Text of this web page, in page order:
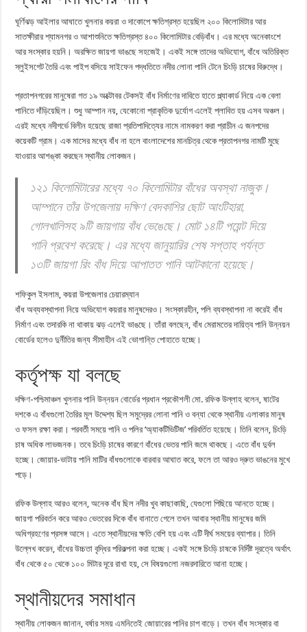
ঘূর্ণিঝড় আইলার আঘাতে খুলনার কয়রা ও দাকোপে ক্ষতিগ্রস্ত হয়েছিল ২০০ কিলোমিটার আর
সাতক্ষীরার শ্যামনগর ও আশাশুনিতে ক্ষতিগ্রস্ত ৪০০ কিলোমিটার বেড়িবাঁধ। এর মধ্যে অনেকাংশে
আর সংস্কার হয়নি। অরক্ষিত জায়গা ভাঙছে সহজেই। একই সঙ্গে তাদের অভিযোগ, বাঁধে অতিরিক্ত
স্লুইসগেট তৈরি এবং পাইপ বসিয়ে সাইফেন পদ্ধতিতে নদীর লোনা পানি টেনে চিংড়ি চাষের বিরুদ্ধে।
প্রতাপনগরের মানুষেরা গত ১৯ অক্টোবর টেকসই বাঁধ নির্মাণের দাবিতে হাতে প্ল্যাকার্ড নিয়ে এক বেলা
পানিতে দাঁড়িয়েছিল। শুধু আম্পান নয়, যেকোনো প্রাকৃতিক দুর্যোগ এলেই প্লাবিত হয় এসব অঞ্চল।
এরই মধ্যে নদীগর্ভে বিলীন হয়েছে রাজা প্রতিপাদিত্যের নামে নামকরণ করা প্রাচীন এ জনপদের
কয়েকটি গ্রাম। এক মাসের মধ্যে বাঁধ না হলে বাংলাদেশের মানচিত্র থেকে প্রতাপনগর নামটি মুছে
যাওয়ার আশঙ্কা করছেন স্থানীয় লোকজন।
১২১ কিলোমিটারের মধ্যে ৭০ কিলোমিটার বাঁধের অবস্থা নাজুক।
আম্পানে তাঁর উপজেলায় দক্ষিণ বেদকাশির ছোট আংটিহারা,
গোলখালিসহ ৯টি জায়গায় বাঁধ ভেঙেছে। মোট ১৪টি পয়েন্ট দিয়ে
পানি প্রবেশ করেছে। এর মধ্যে জানুয়ারির শেষ সপ্তাহ পর্যন্ত
১৩টি জায়গা রিং বাঁধ দিয়ে আপাতত পানি আটকানো হয়েছে।
শফিকুল ইসলাম, কয়রা উপজেলার চেয়ারম্যান
বাঁধ অব্যবস্থাপনা নিয়ে অভিযোগ কয়রার মানুষদেরও। সংস্কারহীন, পলি ব্যবস্থাপনা না করেই বাঁধ
নির্মাণ এবং তদারকি না থাকায় ঝড় এলেই ভাঙছে। তাঁরা বলছেন, বাঁধ মেরামতের দায়িত্ব পানি উন্নয়ন
বোর্ডের হলেও দুর্নীতির জন্য সীমাহীন এই ভোগান্তি পোহাতে হচ্ছে।
কর্তৃপক্ষ যা বলছে
দক্ষিণ-পশ্চিমাঞ্চল খুলনার পানি উন্নয়ন বোর্ডের প্রধান প্রকৌশলী মো. রফিক উল্লাহ বলেন, ষাটের
দশকে এ বাঁধগুলো তৈরির মূল উদ্দেশ্য ছিল সমুদ্রের লোনা পানি ও বন্যা থেকে স্থানীয় এলাকার মানুষ
ও ফসল রক্ষা করা। পরবর্তী সময়ে পানি ও পলির ‘অ্যাকটিভিটিজ’ পরিবর্তিত হয়েছে। তিনি বলেন, চিংড়ি
চাষ অধিক লাভজনক। তবে চিংড়ি চাষের কারণে বাঁধের ভেতর পানি জমে থাকছে। এতে বাঁধ দুর্বল
হচ্ছে। জোয়ার-ভাটায় পানি মাটির বাঁধগুলোকে বারবার আঘাত করে, ফলে তা আরও দ্রুত ভাঙনের মুখে
পড়ে।
রফিক উল্লাহ আরও বলেন, অনেক বাঁধ ছিল নদীর খুব কাছাকাছি, যেগুলো পিছিয়ে আনতে হচ্ছে।
জায়গা পরিবর্তন করে আরও ভেতরের দিকে বাঁধ বানাতে গেলে তখন আবার স্থানীয় মানুষের জমি
অধিগ্রহণের প্রসঙ্গ আসে। এতে স্থানীয়দের ক্ষতি বেশি হয় এবং এটি দীর্ঘ সময়ের ব্যাপার। তিনি
উল্লেখ করেন, বাঁধের উচ্চতা বৃদ্ধির পরিকল্পনা করা হচ্ছে। একই সঙ্গে চিংড়ি চাষকে নির্দিষ্ট দূরত্বে অর্থাৎ
বাঁধ থেকে ৫০ থেকে ১০০ মিটার দূরে রাখা হয়, সে বিষয়গুলো নজরদারিতে আনা হচ্ছে।
স্থানীয়দের সমাধান
স্থানীয় লোকজন জানান, বর্ষার সময় এমনিতেই জোয়ারের পানির চাপ বাড়ে। তখন বাঁধ সংস্কার বা